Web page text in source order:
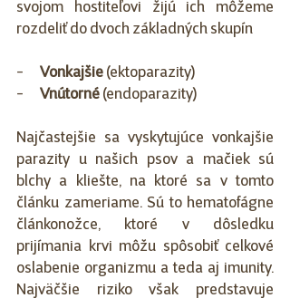
svojom hostiteľovi žijú ich môžeme
rozdeliť do dvoch základných skupín
- Vonkajšie (ektoparazity)
- Vnútorné (endoparazity)
Najčastejšie sa vyskytujúce vonkajšie
parazity u našich psov a mačiek sú
blchy a kliešte, na ktoré sa v tomto
článku zameriame. Sú to hematofágne
článkonožce, ktoré v dôsledku
prijímania krvi môžu spôsobiť celkové
oslabenie organizmu a teda aj imunity.
Najväčšie riziko však predstavuje